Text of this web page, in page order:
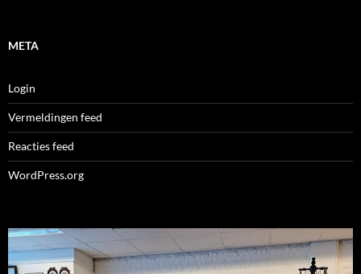
META
Login
Vermeldingen feed
Reacties feed
WordPress.org